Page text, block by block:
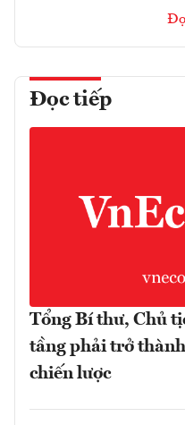
Đọc tiếp
Tổng Bí thư, Chủ
tầng phải trở
chiến lược